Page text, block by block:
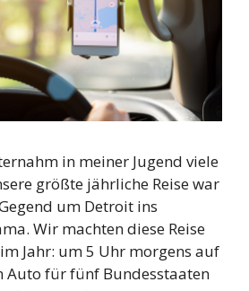
in meiner Jugend viele
größte jährliche Reise war
um Detroit ins
Wir machten diese Reise
Jahr: um 5 Uhr morgens auf
Auto für fünf Bundesstaaten